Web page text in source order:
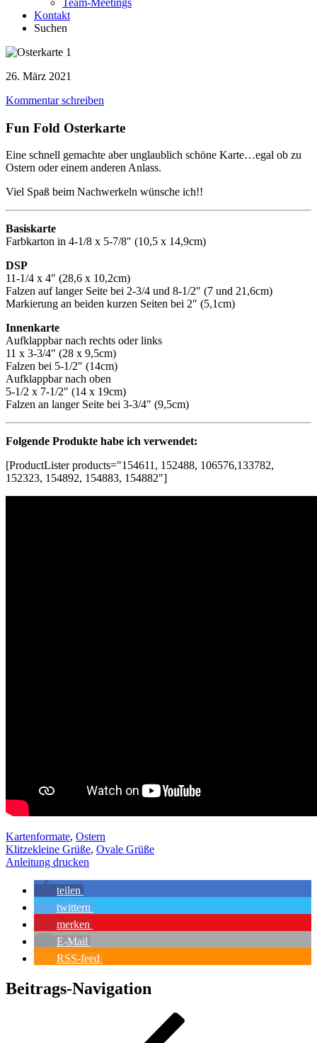
Team-Meetings
Kontakt
Suchen
26. März 2021
Kommentar schreiben
Fun Fold Osterkarte
Eine schnell gemachte aber unglaublich schöne Karte…egal ob zu
Ostern oder einem anderen Anlass.
Viel Spaß beim Nachwerkeln wünsche ich!!
Basiskarte
Farbkarton in 4-1/8 x 5-7/8″ (10,5 x 14,9cm)
DSP
11-1/4 x 4″ (28,6 x 10,2cm)
Falzen auf langer Seite bei 2-3/4 und 8-1/2″ (7 und 21,6cm)
Markierung an beiden kurzen Seiten bei 2″ (5,1cm)
Innenkarte
Aufklappbar nach rechts oder links
11 x 3-3/4″ (28 x 9,5cm)
Falzen bei 5-1/2″ (14cm)
Aufklappbar nach oben
5-1/2 x 7-1/2″ (14 x 19cm)
Falzen an langer Seite bei 3-3/4″ (9,5cm)
Folgende Produkte habe ich verwendet:
[ProductLister products="154611, 152488, 106576,133782,
152323, 154892, 154883, 154882"]
Kartenformate, Ostern
Klitzekleine Grüße, Ovale Grüße
Anleitung drucken
teilen
twittern
merken
E-Mail
RSS-feed
Beitrags-Navigation